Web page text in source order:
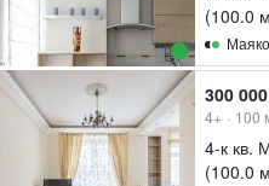
(100.0
300 000
4+ 100
4-к кв.
(100.0